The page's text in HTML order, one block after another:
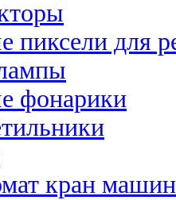
пиксели для
фонарики
кран